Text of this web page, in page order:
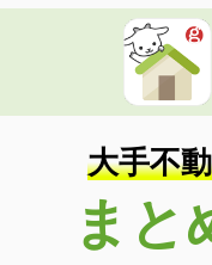
大手不
まと